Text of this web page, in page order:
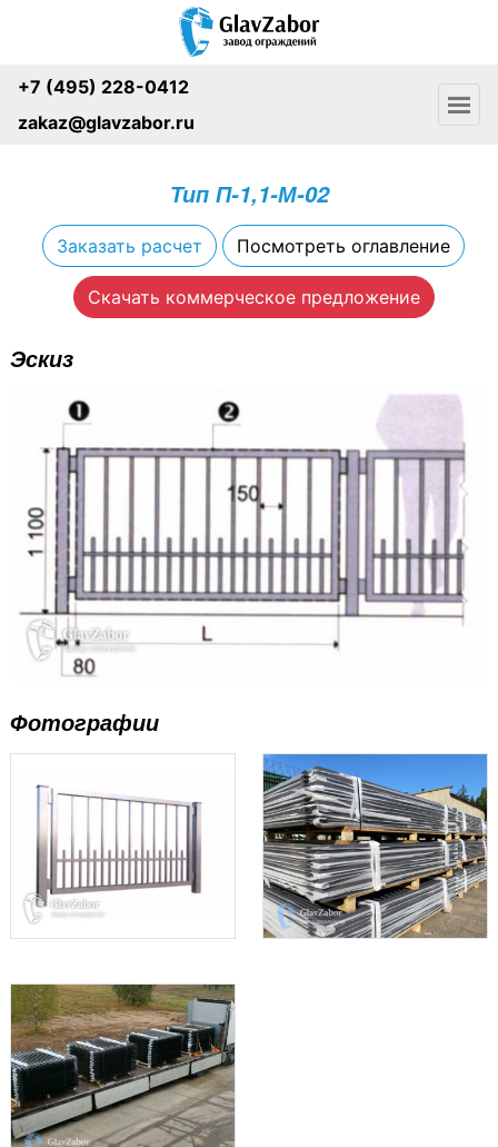
+7 (495) 228-0412
zakaz@glavzabor.ru
Тип П-1,1-М-02
Заказать расчет Посмотреть оглавление
Скачать коммерческое предложение
Эскиз
Фотографии